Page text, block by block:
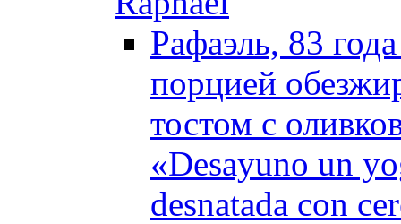
Рафаэль, 83
порцией
тостом с
«Desayuno un
desnatada con